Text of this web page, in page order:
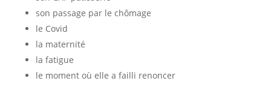
son passage par le chômage
le Covid
la maternité
la fatigue
le moment où elle a failli renoncer